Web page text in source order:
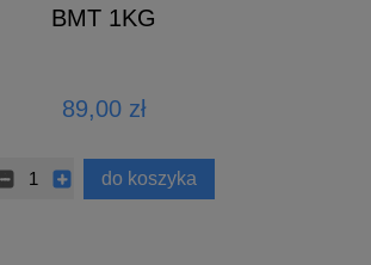
BMT 1KG
89,00 zł
do koszyka